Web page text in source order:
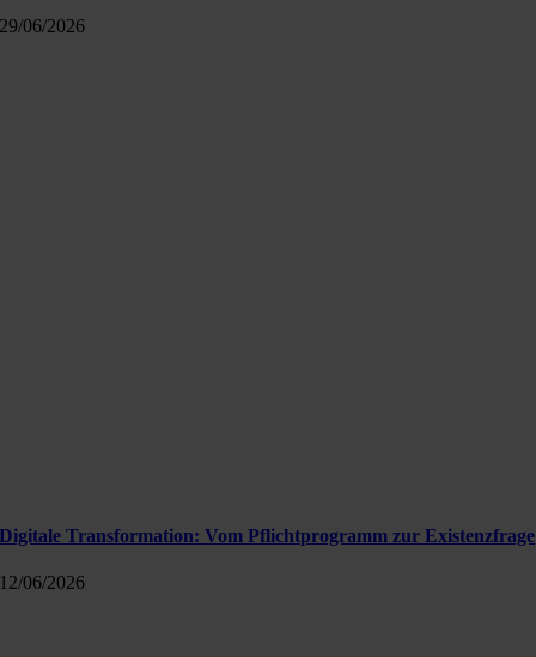
29/06/2026
Digitale Transformation: Vom Pflichtprogramm zur Existenzfrage
12/06/2026